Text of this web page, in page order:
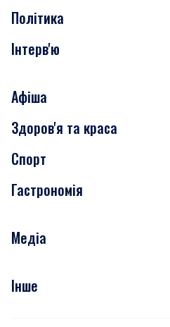
Політика
Інтерв'ю
Афіша
Сьогодні
Завтра
Субота
Здоров'я та краса
Медицина
Краса
Спорт
Гастрономія
Рецепти
Медіа
Фото
Інше